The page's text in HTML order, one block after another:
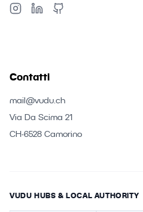
Contatti
mail@vudu.ch
Via Da Scima 21
CH-6528 Camorino
VUDU HUBS & LOCAL AUTHORITY